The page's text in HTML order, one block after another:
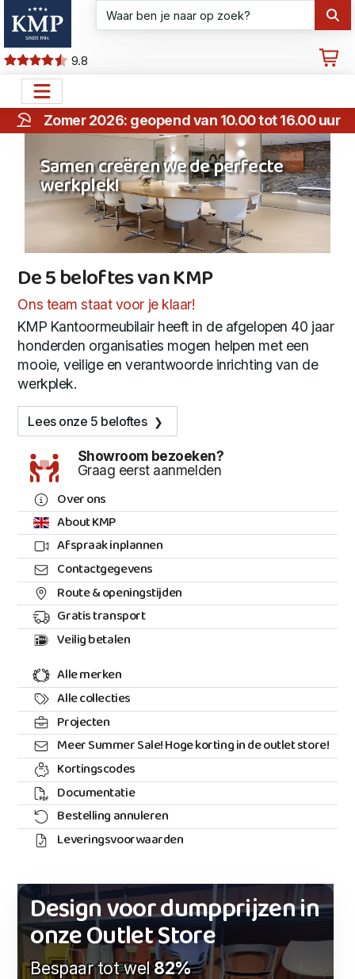
9.8
Zomer 2026: geopend van 10.00 tot 16.00 uur
Samen creëren we de perfecte
werkplek!
De 5 beloftes van KMP
De 5 beloftes van KMP
Ons team staat voor je klaar!
KMP Kantoormeubilair heeft in de afgelopen 40 jaar
honderden organisaties mogen helpen met een
mooie, veilige en verantwoorde inrichting van de
werkplek.
Lees onze 5 beloftes
Showroom bezoeken?
Graag eerst aanmelden
Over ons
About KMP
Afspraak inplannen
Contactgegevens
Route & openingstijden
Gratis transport
Veilig betalen
Alle merken
Alle collecties
Projecten
Meer Summer Sale! Hoge korting in de outlet store!
Kortingscodes
Documentatie
Bestelling annuleren
Leveringsvoorwaarden
Design voor dumpprijzen in
onze Outlet Store
Bespaar tot wel82%